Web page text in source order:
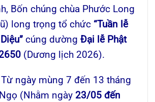
Bốn chúng chùa Phước Long
long trọng tổ chức “Tuần lễ
cúng dường Đại lễ Phật
(Dương lịch 2026).
Từ ngày mùng 7 đến 13 tháng
(Nhằm ngày 23/05 đến